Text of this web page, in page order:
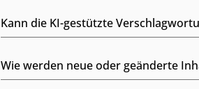
Kann die KI-gestützte
Wie werden neue oder geänderte